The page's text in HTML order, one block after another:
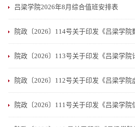
吕梁学院2026年8月综合值班安排表